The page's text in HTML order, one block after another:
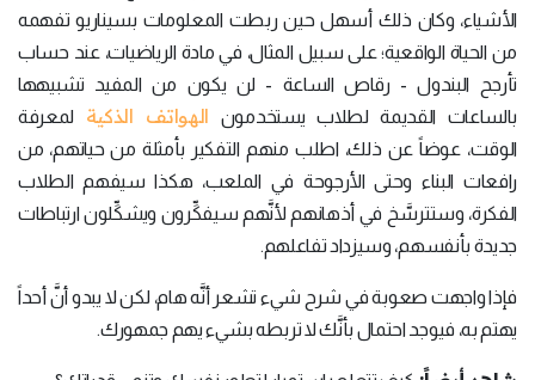
الأشياء، وكان ذلك أسهل حين ربطت المعلومات بسيناريو تفهمه
من الحياة الواقعية؛ على سبيل المثال، في مادة الرياضيات، عند حساب
تأرجح البندول - رقاص الساعة - لن يكون من المفيد تشبيهها
بالساعات القديمة لطلاب يستخدمون الهواتف الذكية لمعرفة
الوقت، عوضاً عن ذلك، اطلب منهم التفكير بأمثلة من حياتهم، من
رافعات البناء وحتى الأرجوحة في الملعب، هكذا سيفهم الطلاب
الفكرة، وستترسَّخ في أذهانهم لأنَّهم سيفكِّرون ويشكِّلون ارتباطات
جديدة بأنفسهم، وسيزداد تفاعلهم.
فإذا واجهت صعوبة في شرح شيء تشعر أنَّه هام، لكن لا يبدو أنَّ أحداً
يهتم به، فيوجد احتمال بأنَّك لا تربطه بشيء يهم جمهورك.